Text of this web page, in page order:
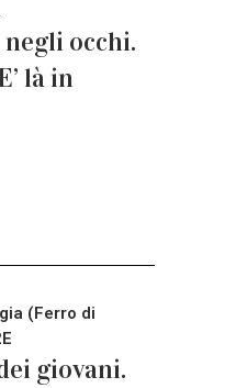
occhi.
là in
(Ferro di
giovani.